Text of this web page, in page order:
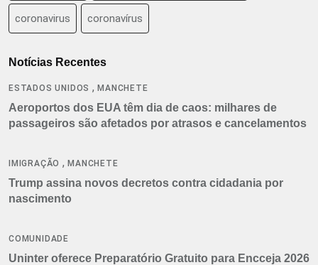
coronavirus coronavírus
Notícias Recentes
ESTADOS UNIDOS ,MANCHETE
Aeroportos dos EUA têm dia de caos: milhares de
passageiros são afetados por atrasos e cancelamentos
IMIGRAÇÃO ,MANCHETE
Trump assina novos decretos contra cidadania por
nascimento
COMUNIDADE
Uninter oferece Preparatório Gratuito para Encceja 2026